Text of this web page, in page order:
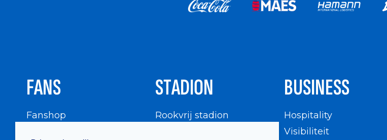
FANS
Fanshop
STADION
Rookvrij stadion
BUSINESS
Hospitality
Visibiliteit